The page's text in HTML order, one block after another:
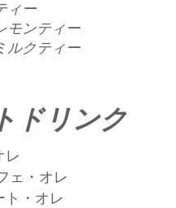
ィー
ンティー
クティー
ドリンク
レ
ェ・オレ
ト・オレ